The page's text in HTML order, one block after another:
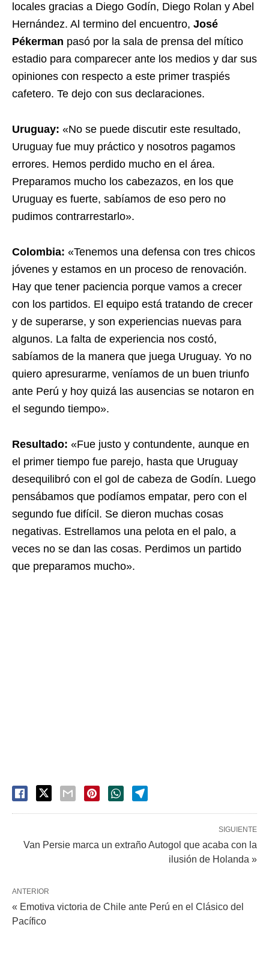
locales gracias a Diego Godín, Diego Rolan y Abel
Hernández. Al termino del encuentro, José
Pékerman pasó por la sala de prensa del mítico
estadio para comparecer ante los medios y dar sus
opiniones con respecto a este primer traspiés
cafetero. Te dejo con sus declaraciones.
Uruguay: «No se puede discutir este resultado,
Uruguay fue muy práctico y nosotros pagamos
errores. Hemos perdido mucho en el área.
Preparamos mucho los cabezazos, en los que
Uruguay es fuerte, sabíamos de eso pero no
pudimos contrarrestarlo».
Colombia: «Tenemos una defensa con tres chicos
jóvenes y estamos en un proceso de renovación.
Hay que tener paciencia porque vamos a crecer
con los partidos. El equipo está tratando de crecer
y de superarse, y son experiencias nuevas para
algunos. La falta de experiencia nos costó,
sabíamos de la manera que juega Uruguay. Yo no
quiero apresurarme, veníamos de un buen triunfo
ante Perú y hoy quizá las ausencias se notaron en
el segundo tiempo».
Resultado: «Fue justo y contundente, aunque en
el primer tiempo fue parejo, hasta que Uruguay
desequilibró con el gol de cabeza de Godín. Luego
pensábamos que podíamos empatar, pero con el
segundo fue difícil. Se dieron muchas cosas
negativas. Estrellamos una pelota en el palo, a
veces no se dan las cosas. Perdimos un partido
que preparamos mucho».
SIGUIENTE
Van Persie marca un extraño Autogol que acaba con la
ilusión de Holanda »
ANTERIOR
« Emotiva victoria de Chile ante Perú en el Clásico del
Pacífico